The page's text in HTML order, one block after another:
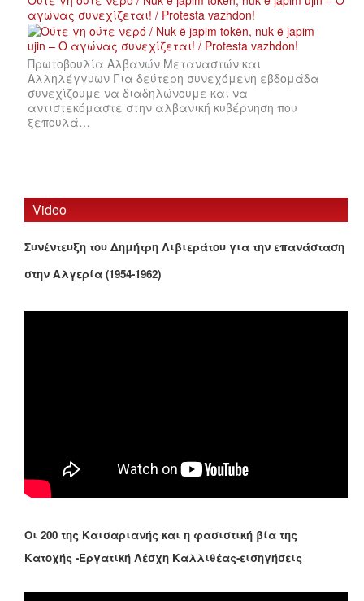
αγώνας συνεχίζεται! / Protesta vazhdon!
Πρωτοβουλία Αλβανών Μεταναστών και
Αλληλέγγυων Για δεύτερη συνεχόμενη εβδομάδα
συνεχίζουμε να διαδηλώνουμε και να
αντιστεκόμαστε στην αλβανική κυβέρνηση που
ξεπουλά…
Video
Συνέντευξη του Δημήτρη Λιβιεράτου για την επανάσταση
στην Αλγερία (1954-1962)
Οι 200 της Καισαριανής και η φασιστική βία της
Κατοχής -Εργατική Λέσχη Καλλιθέας-εισηγήσεις